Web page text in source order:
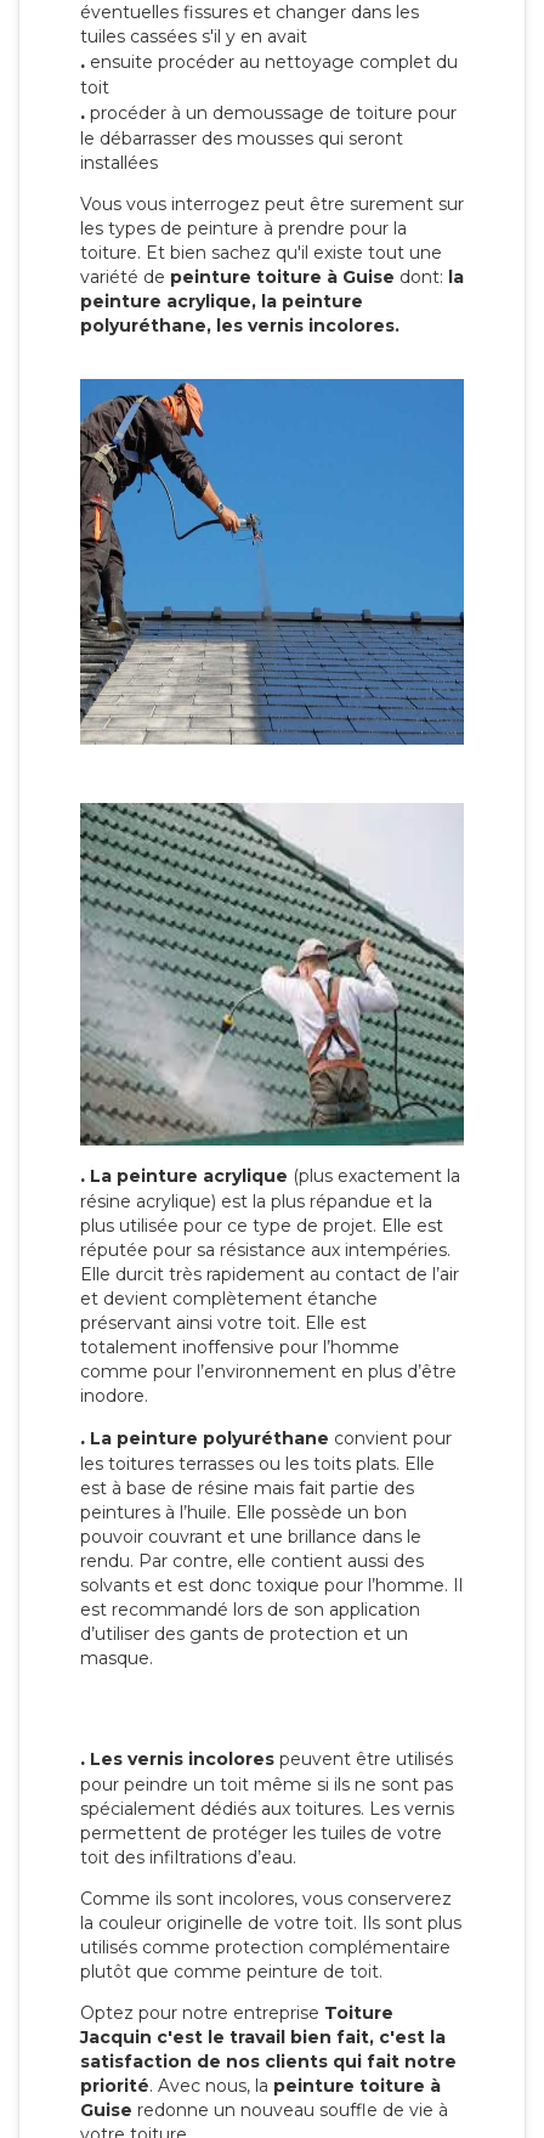
éventuelles fissures et changer dans les
tuiles cassées s'il y en avait
. ensuite procéder au nettoyage complet du
toit
. procéder à un demoussage de toiture pour
le débarrasser des mousses qui seront
installées
Vous vous interrogez peut être surement sur
les types de peinture à prendre pour la
toiture. Et bien sachez qu'il existe tout une
variété de peinture toiture à Guise dont: la
peinture acrylique, la peinture
polyuréthane, les vernis incolores.
. La peinture acrylique (plus exactement la
résine acrylique) est la plus répandue et la
plus utilisée pour ce type de projet. Elle est
réputée pour sa résistance aux intempéries.
Elle durcit très rapidement au contact de l’air
et devient complètement étanche
préservant ainsi votre toit. Elle est
totalement inoffensive pour l’homme
comme pour l’environnement en plus d’être
inodore.
. La peinture polyuréthane convient pour
les toitures terrasses ou les toits plats. Elle
est à base de résine mais fait partie des
peintures à l’huile. Elle possède un bon
pouvoir couvrant et une brillance dans le
rendu. Par contre, elle contient aussi des
solvants et est donc toxique pour l’homme. Il
est recommandé lors de son application
d’utiliser des gants de protection et un
masque.
. Les vernis incolores peuvent être utilisés
pour peindre un toit même si ils ne sont pas
spécialement dédiés aux toitures. Les vernis
permettent de protéger les tuiles de votre
toit des infiltrations d’eau.
Comme ils sont incolores, vous conserverez
la couleur originelle de votre toit. Ils sont plus
utilisés comme protection complémentaire
plutôt que comme peinture de toit.
Optez pour notre entreprise Toiture
Jacquin c'est le travail bien fait, c'est la
satisfaction de nos clients qui fait notre
priorité. Avec nous, la peinture toiture à
Guise redonne un nouveau souffle de vie à